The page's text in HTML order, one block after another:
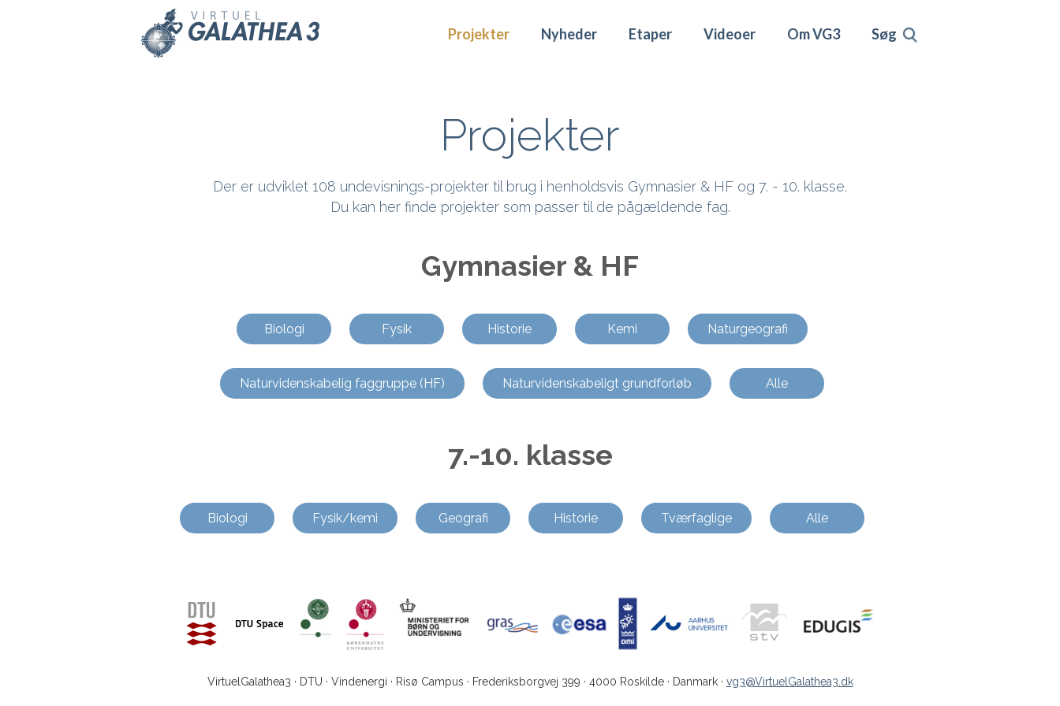
Projekter Nyheder Etaper Videoer Om VG3 Søg
Projekter
Der er udviklet 108 undevisnings-projekter til brug i henholdsvis Gymnasier & HF og 7. - 10. klasse.
Du kan her finde projekter som passer til de pågældende fag.
Gymnasier & HF
Biologi Fysik Historie Kemi Naturgeografi
Naturvidenskabelig faggruppe (HF) Naturvidenskabeligt grundforløb Alle
7.-10. klasse
Biologi Fysik/kemi Geografi Historie Tværfaglige Alle
VirtuelGalathea3 · DTU · Vindenergi · Risø Campus · Frederiksborgvej 399 · 4000 Roskilde · Danmark · vg3@VirtuelGalathea3.dk